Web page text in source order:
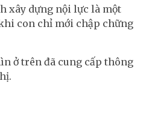
xây dựng nội lực là một
con chỉ mới chập chững
ở trên đã cung cấp thông